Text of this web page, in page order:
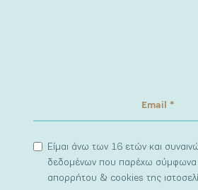
Είμαι άνω των 16 ετών και
δεδομένων που παρέχω σύμφωνα
απορρήτου & cookies της